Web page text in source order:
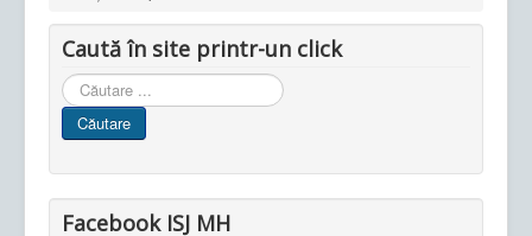
Caută în site printr-un click
Cauta
in
site
Căutare
Facebook ISJ MH